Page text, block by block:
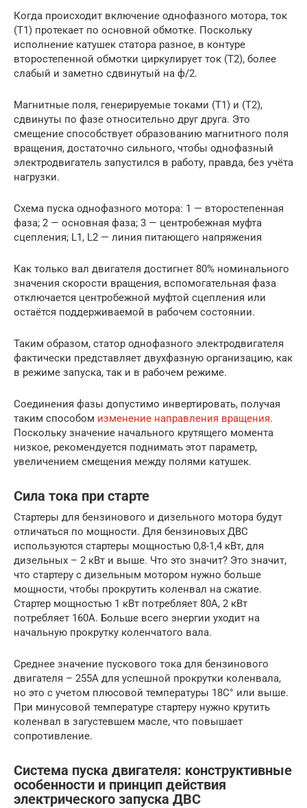
Когда происходит включение однофазного мотора, ток
(Т1) протекает по основной обмотке. Поскольку
исполнение катушек статора разное, в контуре
второстепенной обмотки циркулирует ток (Т2), более
слабый и заметно сдвинутый на ф/2.
Магнитные поля, генерируемые токами (Т1) и (Т2),
сдвинуты по фазе относительно друг друга. Это
смещение способствует образованию магнитного поля
вращения, достаточно сильного, чтобы однофазный
электродвигатель запустился в работу, правда, без учёта
нагрузки.
Схема пуска однофазного мотора: 1 — второстепенная
фаза; 2 — основная фаза; 3 — центробежная муфта
сцепления; L1, L2 — линия питающего напряжения
Как только вал двигателя достигнет 80% номинального
значения скорости вращения, вспомогательная фаза
отключается центробежной муфтой сцепления или
остаётся поддерживаемой в рабочем состоянии.
Таким образом, статор однофазного электродвигателя
фактически представляет двухфазную организацию, как
в режиме запуска, так и в рабочем режиме.
Соединения фазы допустимо инвертировать, получая
таким способом изменение направления вращения.
Поскольку значение начального крутящего момента
низкое, рекомендуется поднимать этот параметр,
увеличением смещения между полями катушек.
Сила тока при старте
Стартеры для бензинового и дизельного мотора будут
отличаться по мощности. Для бензиновых ДВС
используются стартеры мощностью 0,8-1,4 кВт, для
дизельных – 2 кВт и выше. Что это значит? Это значит,
что стартеру с дизельным мотором нужно больше
мощности, чтобы прокрутить коленвал на сжатие.
Стартер мощностью 1 кВт потребляет 80А, 2 кВт
потребляет 160А. Больше всего энергии уходит на
начальную прокрутку коленчатого вала.
Среднее значение пускового тока для бензинового
двигателя – 255А для успешной прокрутки коленвала,
но это с учетом плюсовой температуры 18С° или выше.
При минусовой температуре стартеру нужно крутить
коленвал в загустевшем масле, что повышает
сопротивление.
Система пуска двигателя: конструктивные
особенности и принцип действия
электрического запуска ДВС